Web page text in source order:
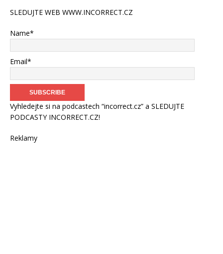
SLEDUJTE WEB WWW.INCORRECT.CZ
Name*
Email*
Vyhledejte si na podcastech “incorrect.cz” a SLEDUJTE
PODCASTY INCORRECT.CZ!
Reklamy